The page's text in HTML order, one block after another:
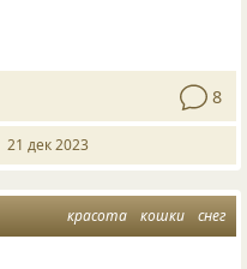
8
21 дек 2023
красота кошки снег